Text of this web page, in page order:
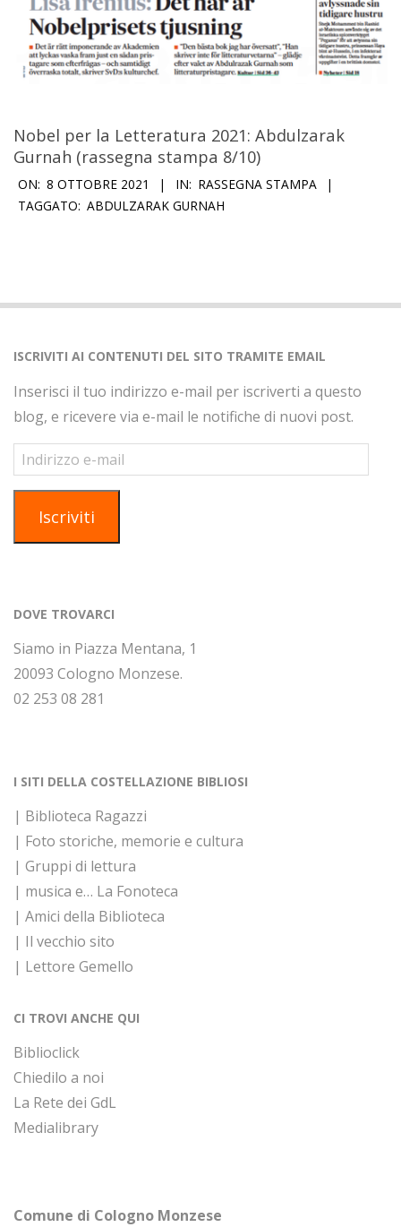
Nobel per la Letteratura 2021: Abdulzarak
Gurnah (rassegna stampa 8/10)
2021-
10-
ON: 8 OTTOBRE 2021 IN: RASSEGNA STAMPA
TAGGATO: ABDULZARAK GURNAH
ISCRIVITI AI CONTENUTI DEL SITO TRAMITE EMAIL
Inserisci il tuo indirizzo e-mail per iscriverti a questo
blog, e ricevere via e-mail le notifiche di nuovi post.
Indirizzo
e-
mail
Iscriviti
DOVE TROVARCI
Siamo in Piazza Mentana, 1
20093 Cologno Monzese.
02 253 08 281
I SITI DELLA COSTELLAZIONE BIBLIOSI
| Biblioteca Ragazzi
| Foto storiche, memorie e cultura
| Gruppi di lettura
| musica e… La Fonoteca
| Amici della Biblioteca
| Il vecchio sito
| Lettore Gemello
CI TROVI ANCHE QUI
Biblioclick
Chiedilo a noi
La Rete dei GdL
Medialibrary
Comune di Cologno Monzese